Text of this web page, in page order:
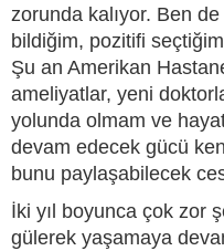
zorunda kalıyor. Ben
bildiğim, pozitifi
Şu an Amerikan
ameliyatlar, yeni
yolunda olmam ve
devam edecek gücü
bunu paylaşabilecek
İki yıl boyunca çok zor
gülerek yaşamaya